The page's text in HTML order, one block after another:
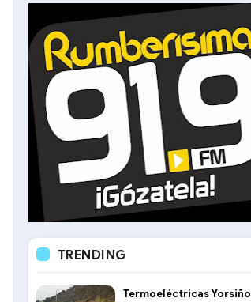
TRENDING
Termoeléctricas Yorsiño